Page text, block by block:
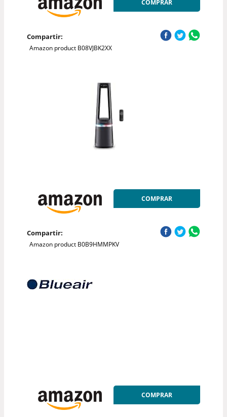
COMPRAR
Compartir:
Amazon product B08VJBK2XX
COMPRAR
Compartir:
Amazon product B0B9HMMPKV
COMPRAR